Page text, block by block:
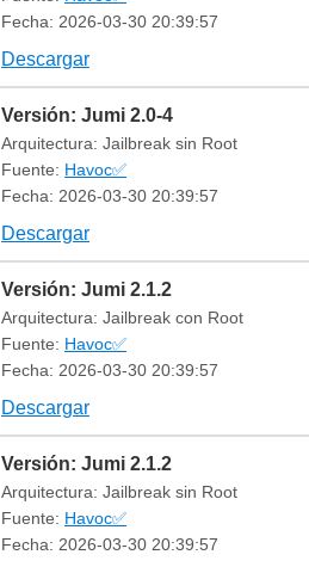
Fecha: 2026-03-30 20:39:57
Descargar
Versión: Jumi 2.0-4
Arquitectura: Jailbreak sin Root
Fuente: Havoc✅
Fecha: 2026-03-30 20:39:57
Descargar
Versión: Jumi 2.1.2
Arquitectura: Jailbreak con Root
Fuente: Havoc✅
Fecha: 2026-03-30 20:39:57
Descargar
Versión: Jumi 2.1.2
Arquitectura: Jailbreak sin Root
Fuente: Havoc✅
Fecha: 2026-03-30 20:39:57